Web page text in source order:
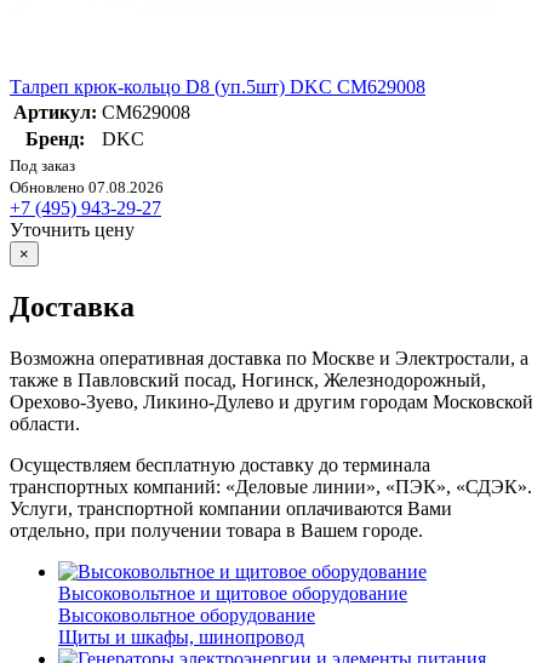
Талреп крюк-кольцо D8 (уп.5шт) DKC CM629008
Артикул: CM629008
Бренд:
DKC
Под заказ
Обновлено 07.08.2026
+7 (495) 943-29-27
Уточнить цену
×
Доставка
Возможна оперативная доставка по Москве и Электростали, а
также в Павловский посад, Ногинск, Железнодорожный,
Орехово-Зуево, Ликино-Дулево и другим городам Московской
области.
Осуществляем бесплатную доставку до терминала
транспортных компаний: «Деловые линии», «ПЭК», «СДЭК».
Услуги, транспортной компании оплачиваются Вами
отдельно, при получении товара в Вашем городе.
Высоковольтное и щитовое оборудование
Высоковольтное оборудование
Щиты и шкафы, шинопровод